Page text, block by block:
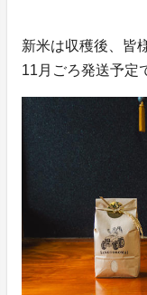
新米は収穫後、皆
11月ごろ発送予定